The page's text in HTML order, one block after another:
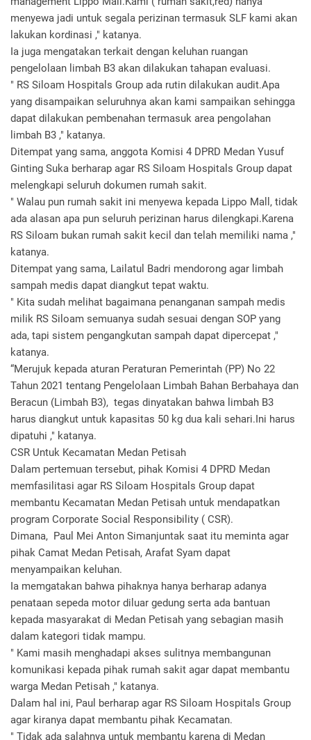
menyewa jadi untuk segala perizinan termasuk SLF kami akan
lakukan kordinasi ," katanya.
Ia juga mengatakan terkait dengan keluhan ruangan
pengelolaan limbah B3 akan dilakukan tahapan evaluasi.
" RS Siloam Hospitals Group ada rutin dilakukan audit.Apa
yang disampaikan seluruhnya akan kami sampaikan sehingga
dapat dilakukan pembenahan termasuk area pengolahan
limbah B3 ," katanya.
Ditempat yang sama, anggota Komisi 4 DPRD Medan Yusuf
Ginting Suka berharap agar RS Siloam Hospitals Group dapat
melengkapi seluruh dokumen rumah sakit.
" Walau pun rumah sakit ini menyewa kepada Lippo Mall, tidak
ada alasan apa pun seluruh perizinan harus dilengkapi.Karena
RS Siloam bukan rumah sakit kecil dan telah memiliki nama ,"
katanya.
Ditempat yang sama, Lailatul Badri mendorong agar limbah
sampah medis dapat diangkut tepat waktu.
" Kita sudah melihat bagaimana penanganan sampah medis
milik RS Siloam semuanya sudah sesuai dengan SOP yang
ada, tapi sistem pengangkutan sampah dapat dipercepat ,"
katanya.
“Merujuk kepada aturan Peraturan Pemerintah (PP) No 22
Tahun 2021 tentang Pengelolaan Limbah Bahan Berbahaya dan
Beracun (Limbah B3), tegas dinyatakan bahwa limbah B3
harus diangkut untuk kapasitas 50 kg dua kali sehari.Ini harus
dipatuhi ," katanya.
CSR Untuk Kecamatan Medan Petisah
Dalam pertemuan tersebut, pihak Komisi 4 DPRD Medan
memfasilitasi agar RS Siloam Hospitals Group dapat
membantu Kecamatan Medan Petisah untuk mendapatkan
program Corporate Social Responsibility ( CSR).
Dimana, Paul Mei Anton Simanjuntak saat itu meminta agar
pihak Camat Medan Petisah, Arafat Syam dapat
menyampaikan keluhan.
Ia memgatakan bahwa pihaknya hanya berharap adanya
penataan sepeda motor diluar gedung serta ada bantuan
kepada masyarakat di Medan Petisah yang sebagian masih
dalam kategori tidak mampu.
" Kami masih menghadapi akses sulitnya membangunan
komunikasi kepada pihak rumah sakit agar dapat membantu
warga Medan Petisah ," katanya.
Dalam hal ini, Paul berharap agar RS Siloam Hospitals Group
agar kiranya dapat membantu pihak Kecamatan.
" Tidak ada salahnya untuk membantu karena di Medan